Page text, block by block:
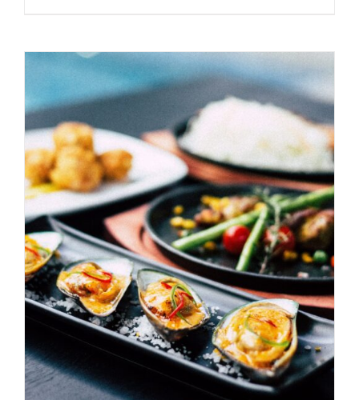
AGGIUNGI AL CARRELLO / DETAILS